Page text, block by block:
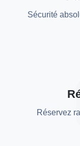
Sécurité
Réservez